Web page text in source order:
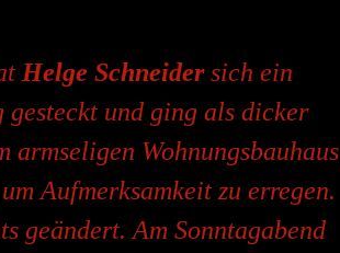
Helge Schneidersich ein
gesteckt und ging als dicker
Wohnungsbauhaus
Aufmerksamkeit zu erregen.
geändert. Am Sonntagabend